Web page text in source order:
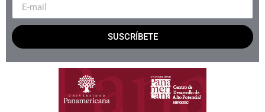
SUSCRÍBETE